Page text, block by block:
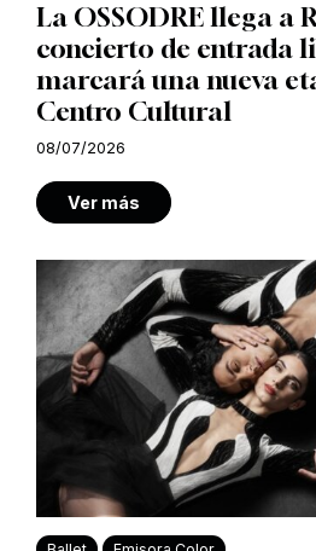
La OSSODRE llega a
concierto de entrada
marcará una nueva
Centro Cultural
08/07/2026
Ver más